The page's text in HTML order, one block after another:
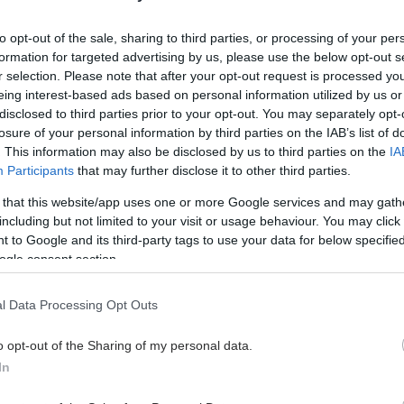
opt-out of the sale, sharing to third parties, or processing of your
for targeted advertising by us, please use the below opt-out
selection. Please note that after your opt-out request is processed
interest-based ads based on personal information utilized by us
to third parties prior to your opt-out. You may separately
of your personal information by third parties on the IAB’s list of
This information may also be disclosed by us to third parties on the
Participants that may further disclose it to other third parties.
that this website/app uses one or more Google services and may
but not limited to your visit or usage behaviour. You may
to Google and its third-party tags to use your data for below
consent section.
Data Processing Opt Outs
opt-out of the Sharing of my personal data.
2021, 23:00
η ερώτησή σας αφορά διαφορετική ειδικότητα.
υποβάλετε την ερώτηση ξανά επι...
108 κιλά, 180 ύψος
Μαΐου 2021, 20:58
Σαφέστατα μία γενικευμένη αγχώδης διαταραχή
Μαρτίου 2021, 10:53